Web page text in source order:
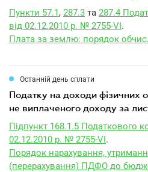
Пункти 57.1, 287.3 та 287.4
від 02.12.2010 р. № 2755-VI.
Плата за землю: порядок
Останній день сплати
податку на доходи фізичних осіб із нарахованого, але
не виплаченого доходу за
Підпункт 168.1.5 Податкового
02.12.2010 р. № 2755-VI.
Порядок нарахування,
(перерахування) ПДФО до